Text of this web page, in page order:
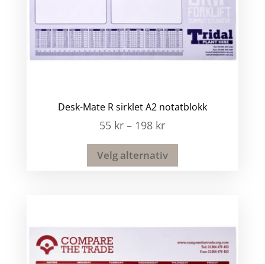
Desk-Mate R sirklet A2 notatblokk
55 kr – 198 kr
Velg alternativ